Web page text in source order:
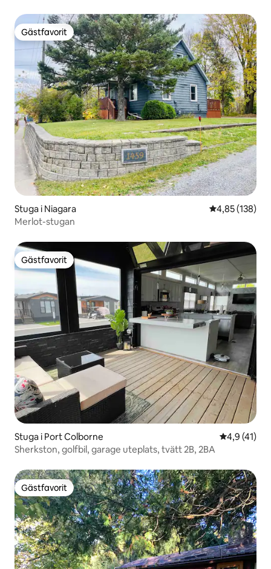
Gästfavorit
Gästfavorit
Stuga i Niagara 4,85 av 5 i
4,85 (138)
Merlot-stugan
Gästfavorit
Gästfavorit
Stuga i Port Colborne 4,9 av 5 i
4,9 (41)
Sherkston, golfbil, garage uteplats, tvätt 2B, 2BA
Gästfavorit
Gästfavorit